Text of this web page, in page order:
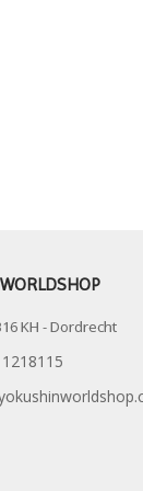
KH - Dordrecht